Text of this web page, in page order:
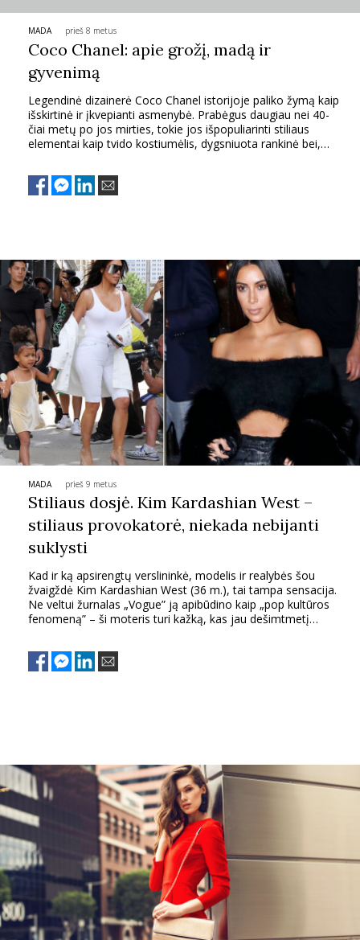
MENAS
ORAI
ĮDOMYBĖS
INTERJERAS
NAMAI
VIRTUVĖ
RECEPTAI
VAIKAI
NELAIMĖS
KONTAKTAI
PRIVATUMO POLITIKA
NAUJIENLAIŠKĮ
Prenumeruodami portalą,
Jūs sutinkate su
taisyklėmis
MADA prieš 8 metus
Coco Chanel: apie grožį, madą ir
gyvenimą
Legendinė dizainerė Coco Chanel istorijoje paliko žymą kaip
išskirtinė ir įkvepianti asmenybė. Prabėgus daugiau nei 40-
čiai metų po jos mirties, tokie jos išpopuliarinti stiliaus
elementai kaip tvido kostiumėlis, dygsniuota rankinė bei,
nepavaldžiais nei bėgančiam laikui, nei besikeičiančioms
madoms. Štai dešimt Coco Chanel citatų, kurios, kaip ir jos
MADA prieš 9 metus
Stiliaus dosjė. Kim Kardashian West –
stiliaus provokatorė, niekada nebijanti
suklysti
Kad ir ką apsirengtų verslininkė, modelis ir realybės šou
žvaigždė Kim Kardashian West (36 m.), tai tampa sensacija.
Ne veltui žurnalas „Vogue” ją apibūdino kaip „pop kultūros
fenomeną” – ši moteris turi kažką, kas jau dešimtmetį